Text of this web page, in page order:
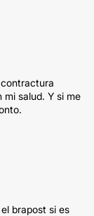
salud. Y si me
brapost si es